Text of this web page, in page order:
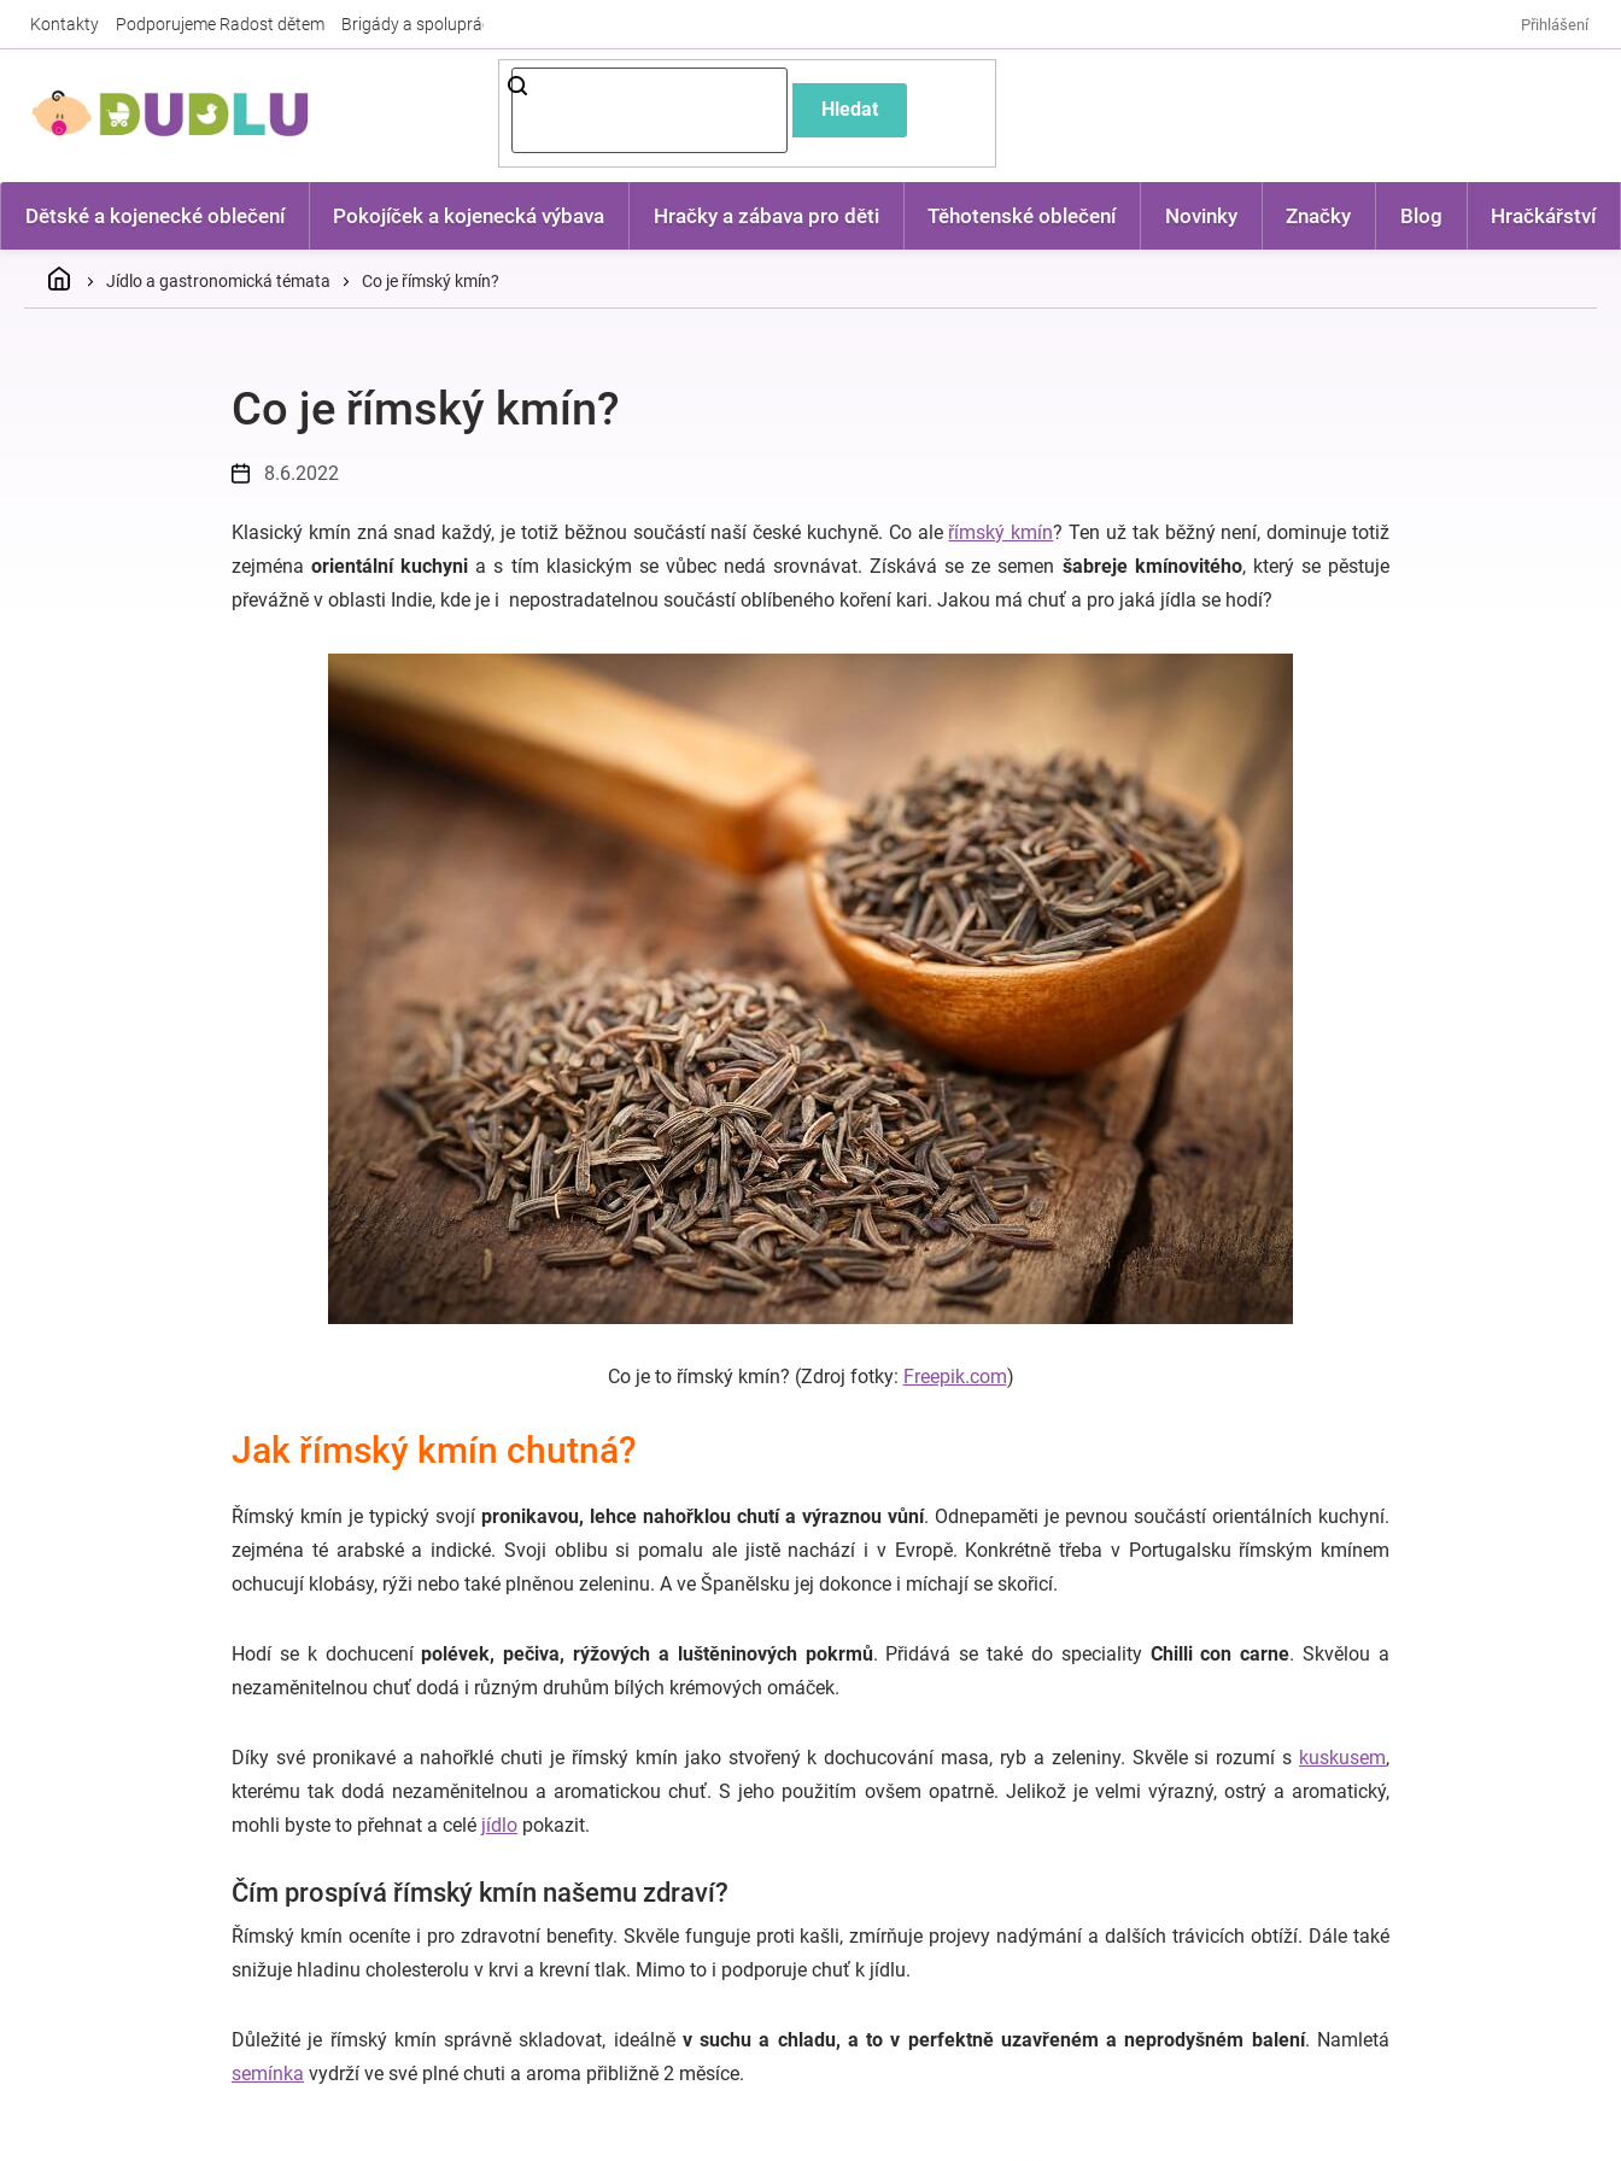
Kontakty Podporujeme Radost dětem Brigády a spolupráce Přihlášení
Hledat
Dětské a kojenecké oblečení Pokojíček a kojenecká výbava Hračky a zábava pro děti Těhotenské oblečení Novinky Značky Blog Hračkářství
DomůJídlo a gastronomická témata Co je římský kmín?
Co je římský kmín?
8.6.2022
Klasický kmín zná snad každý, je totiž běžnou součástí naší české kuchyně. Co ale římský kmín? Ten už tak běžný není, dominuje totiž
zejménaorientální kuchyni a s tím klasickým se vůbec nedá srovnávat. Získává se ze semen šabreje kmínovitého, který se pěstuje
převážně v oblasti Indie, kde je i nepostradatelnou součástí oblíbeného koření kari. Jakou má chuť a pro jaká jídla se hodí?
Co je to římský kmín? (Zdroj fotky: Freepik.com)
Jak římský kmín chutná?
Římský kmín je typický svojí pronikavou, lehce nahořklou chutí a výraznou vůní. Odnepaměti je pevnou součástí orientálních kuchyní.
zejména té arabské a indické. Svoji oblibu si pomalu ale jistě nachází i v Evropě. Konkrétně třeba v Portugalsku římským kmínem
ochucují klobásy, rýži nebo také plněnou zeleninu. A ve Španělsku jej dokonce i míchají se skořicí.
Hodí se k dochucenípolévek, pečiva, rýžových a luštěninových pokrmů. Přidává se také do speciality Chilli con carne. Skvělou a
nezaměnitelnou chuť dodá i různým druhům bílých krémových omáček.
Díky své pronikavé a nahořklé chuti je římský kmín jako stvořený k dochucování masa, ryb a zeleniny. Skvěle si rozumí s kuskusem,
kterému tak dodá nezaměnitelnou a aromatickou chuť. S jeho použitím ovšem opatrně. Jelikož je velmi výrazný, ostrý a aromatický,
mohli byste to přehnat a celé jídlo pokazit.
Čím prospívá římský kmín našemu zdraví?
Římský kmín oceníte i pro zdravotní benefity. Skvěle funguje proti kašli, zmírňuje projevy nadýmání a dalších trávicích obtíží. Dále také
snižuje hladinu cholesterolu v krvi a krevní tlak. Mimo to i podporuje chuť k jídlu.
Důležité je římský kmín správně skladovat, ideálně v suchu a chladu, a to v perfektně uzavřeném a neprodyšném balení. Namletá
semínka vydrží ve své plné chuti a aroma přibližně 2 měsíce.